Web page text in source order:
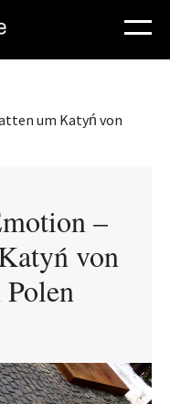
um Katyń von
–
von